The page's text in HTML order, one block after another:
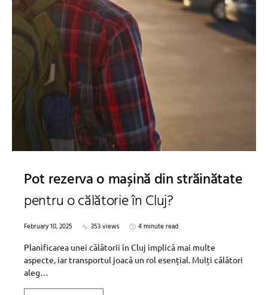
Pot rezerva o mașină din străinătate
pentru o călătorie în Cluj?
February 10, 2025 353 views
4 minute read
Planificarea unei călătorii în Cluj implică mai multe
aspecte, iar transportul joacă un rol esențial. Mulți călători
aleg…